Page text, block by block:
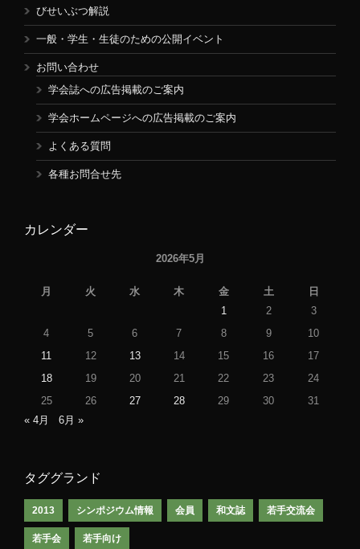
びせいぶつ解説
一般・学生・生徒のための公開イベント
お問い合わせ
学会誌への広告掲載のご案内
学会ホームページへの広告掲載のご案内
よくある質問
各種お問合せ先
カレンダー
2026年5月
月 火 水 木 金 土
日
1
2
3
4
5 6 7 8 9
10
11
12 13 14 15 16
17
18
19 20 21 22 23
24
25
26 27 28 29 30
31
« 4月
6月 »
タググランド
2013 シンポジウム情報 会員 和文誌 若手交流会
若手会 若手向け